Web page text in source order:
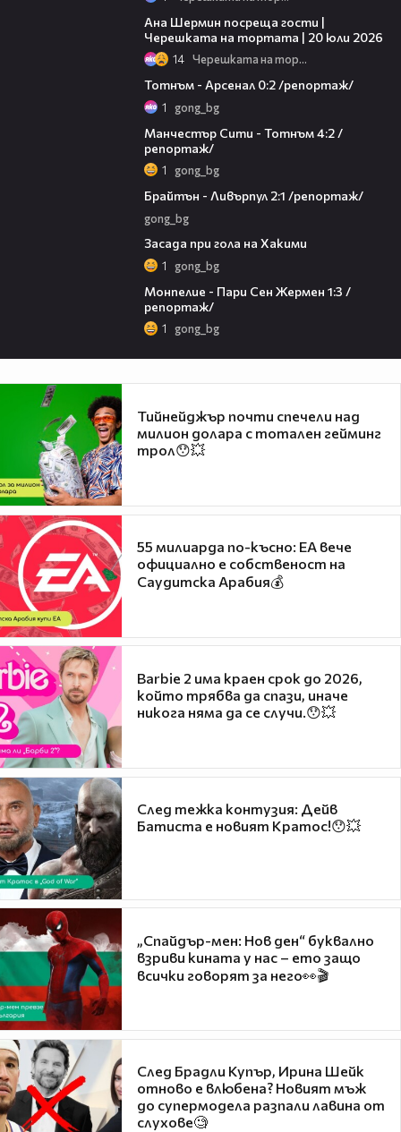
Ана Шермин посреща гости |
Черешката на тортата | 20 юли 2026
14 Черешката на тортата
Тотнъм - Арсенал 0:2 /репортаж/
1 gong_bg
Манчестър Сити - Тотнъм 4:2 /
репортаж/
1 gong_bg
Брайтън - Ливърпул 2:1 /репортаж/
gong_bg
Засада при гола на Хакими
1 gong_bg
Монпелие - Пари Сен Жермен 1:3 /
репортаж/
1 gong_bg
Тийнейджър почти спечели над
милион долара с тотален гейминг
трол😯💥
55 милиарда по-късно: EA вече
официално е собственост на
Саудитска Арабия💰
Barbie 2 има краен срок до 2026,
който трябва да спази, иначе
никога няма да се случи.😯💥
След тежка контузия: Дейв
Батиста е новият Кратос!😯💥
„Спайдър-мен: Нов ден“ буквално
взриви кината у нас – ето защо
всички говорят за него👀🎬
След Брадли Купър, Ирина Шейк
отново е влюбена? Новият мъж
до супермодела разпали лавина от
слухове🧐